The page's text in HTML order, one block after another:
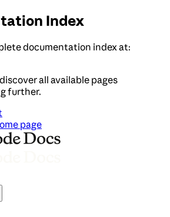
Index
documentation index at:
all available pages
further.
page